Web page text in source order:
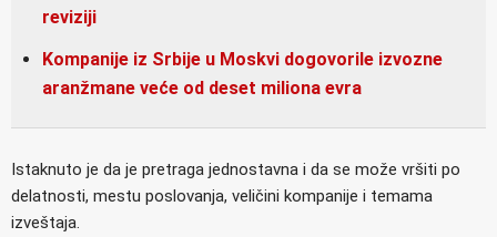
reviziji
Kompanije iz Srbije u Moskvi dogovorile izvozne
aranžmane veće od deset miliona evra
Istaknuto je da je pretraga jednostavna i da se može vršiti po
delatnosti, mestu poslovanja, veličini kompanije i temama
izveštaja.